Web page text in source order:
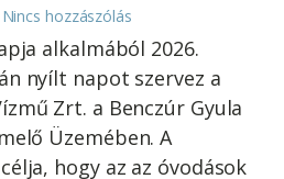
Nincs hozzászólás
alkalmából 2026.
nyílt napot szervez a
Zrt. a Benczúr Gyula
Üzemében. A
hogy az az óvodások